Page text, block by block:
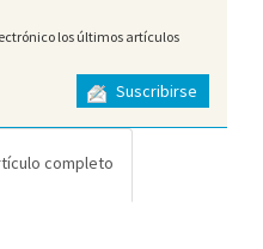
los últimos artículos
Suscribirse
completo